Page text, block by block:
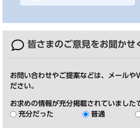
皆さまのご意見をお聞かせ
お問い合わせやご提案などは、メールや
ださい。
お求めの情報が充分掲載されていました
充分だった
普通